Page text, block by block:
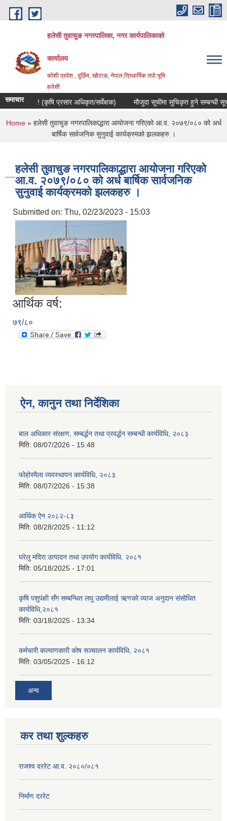
Skip to main content
हलेसी तुवाचुङ नगरपालिका, नगर कार्यपालिकाको
कार्यालय
कोशी प्रदेश , दुर्छिम, खोटाङ, नेपाल,त्रिधार्मिक तपो:भूमि
हलेसी
समाचार
सूचना ! (कृषि प्रसार अधिकृत/सर्वेक्षक) मौजुदा सूचीमा सुचिकृत हुने सम्बन्धी सूचना ।
You are here
Home» हलेसी तुवाचुङ नगरपालिकाद्धारा आयोजना गरिएको आ.व. २०७९/०८० को अर्ध
बार्षिक सार्वजनिक सुनुवाई कार्यक्रमको झलकहरु ।
हलेसी तुवाचुङ नगरपालिकाद्धारा आयोजना गरिएको
आ.व. २०७९/०८० को अर्ध बार्षिक सार्वजनिक
सुनुवाई कार्यक्रमको झलकहरु ।
Submitted on: Thu, 02/23/2023 - 15:03
आर्थिक वर्ष:
७९/८०
ऐन, कानुन तथा निर्देशिका
बाल अधिकार संरक्षण, सम्बर्द्धन तथा प्रवर्द्धन सम्बन्धी कार्यविधि, २०८३
मिति: 08/07/2026 - 15:48
फोहोरमैला व्यवस्थापन कार्यविधि, २०८३
मिति: 08/07/2026 - 15:38
आर्थिक ऐन २०८२-८३
मिति: 08/28/2025 - 11:12
घरेलु मदिरा उत्पादन तथा उपयोग कार्यविधि, २०८१
मिति: 05/18/2025 - 17:01
कृषि पशुपंक्षी सँग सम्बन्धित लघु उद्यमीलाई ऋणको व्याज अनुदान संसोधित
कार्यविधि,२०८१
मिति: 03/18/2025 - 13:34
कर्मचारी कल्याणकारी कोष सञ्चालन कार्यविधि, २०८१
मिति: 03/05/2025 - 16:12
अन्य
कर तथा शुल्कहरु
राजश्व दररेट आ.व. २०८०/०८१
निर्माण दररेट